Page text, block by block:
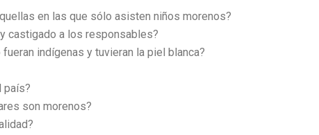
en las que sólo asisten niños morenos?
castigado a los responsables?
indígenas y tuvieran la piel blanca?
país?
son morenos?